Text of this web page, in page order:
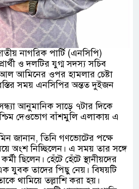
নাগরিক পার্টি (এনসিপি)
ও দলটির যুগ্ম সদস্য সচিব
আমিনের ওপর হামলার চেষ্টা
সময় এনসিপির অন্তত দুইজন
আনুমানিক সাড়ে ৭টার দিকে
দেওভোগ বাঁশমুলি এলাকায় এ
জানান, তিনি গণভোটের পক্ষে
অংশ নিচ্ছিলেন। এ সময় তার সঙ্গে
ছিলেন। হেঁটে হেঁটে স্থানীয়দের
যুবক তাদের পিছু নেয়। বিষয়টি
থামিয়ে তল্লাশি করা হয়।